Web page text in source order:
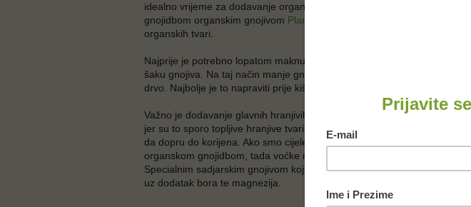
idealno vrijeme za dodavanje organskih tvari, a to ćemo najlakše obaviti
gnojidbom organskim gnojivom Plantella Organik K
organskih tvari.
Najprije je potrebno lopatom maknuti svu travu oko voćke i zatim posuti
šaku gnojiva. Na taj način manje gnojiva uzima travnjak, a više ostaje za
drvo. Najbolje je to napraviti prije kiše kako bi se gnojivo rastopilo u tlu.
Važno je dodavanje glavnih hranjivih tvari, kao što su fosfor (P) i kalij (K),
jer su to sporo topljive hranjive tvari kojima je potrebno dosta vremena
da dopru do korijena. Ako smo cijele godine brinuli za organske tvari
organskom gnojidbom, tada voćke možemo pognojiti Plantella
Specialnim sadjarskim gnojivom koje sadrži veliku količinu kalija, fosfora,
uz dodatak bora te magnezija.